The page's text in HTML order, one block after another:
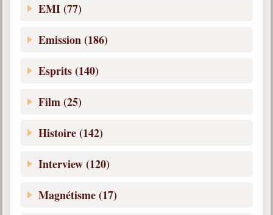
EMI (77)
Emission (186)
Esprits (140)
Film (25)
Histoire (142)
Interview (120)
Magnétisme (17)